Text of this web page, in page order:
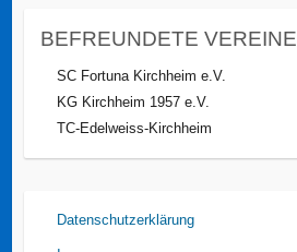
BEFREUNDETE VEREINE
SC Fortuna Kirchheim e.V.
KG Kirchheim 1957 e.V.
TC-Edelweiss-Kirchheim
Datenschutzerklärung